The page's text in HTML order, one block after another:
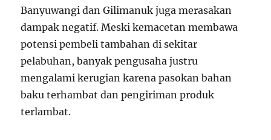
Banyuwangi dan Gilimanuk juga merasakan
dampak negatif. Meski kemacetan membawa
potensi pembeli tambahan di sekitar
pelabuhan, banyak pengusaha justru
mengalami kerugian karena pasokan bahan
baku terhambat dan pengiriman produk
terlambat.